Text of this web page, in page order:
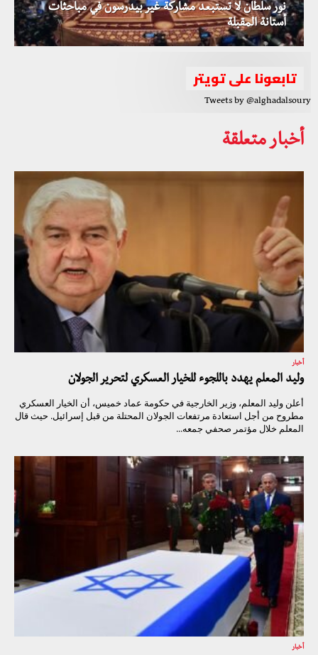
نور سلطان لا تستبعد مشاركة غير بيدرسون في مباحثات
أستانة المقبلة
تابعونا على تويتر
Tweets by @alghadalsoury
أخبار متعلقة
أخبار
وليد المعلم يهدد باللجوء للخيار العسكري لتحرير الجولان
أعلن وليد المعلم، وزير الخارجية في حكومة عماد خميس، أن الخيار العسكري
مطروح من أجل استعادة مرتفعات الجولان المحتلة من قبل إسرائيل. حيث قال
المعلم خلال مؤتمر صحفي جمعه...
أخبار